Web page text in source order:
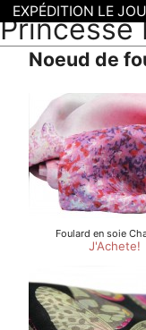
Princesse
Noeud de
EXPÉDITION LE